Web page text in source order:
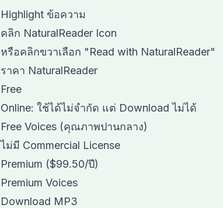
Highlight ข้อความ
คลิก NaturalReader Icon
หรือคลิกขวาเลือก "Read with NaturalReader"
ราคา NaturalReader
Free
Online: ใช้ได้ไม่จำกัด แต่ Download ไม่ได้
Free Voices (คุณภาพปานกลาง)
ไม่มี Commercial License
Premium ($99.50/ปี)
Premium Voices
Download MP3